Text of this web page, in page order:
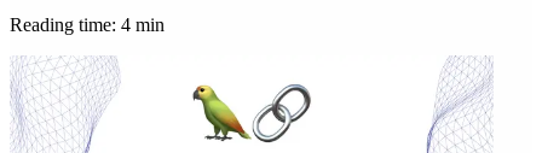
Reading time: 4 min